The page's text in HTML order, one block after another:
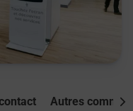
Autres